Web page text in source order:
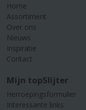
Home
Assortiment
Over ons
Nieuws
Inspiratie
Contact
Mijn topSlijter
Herroepingsformulier
Interessante links